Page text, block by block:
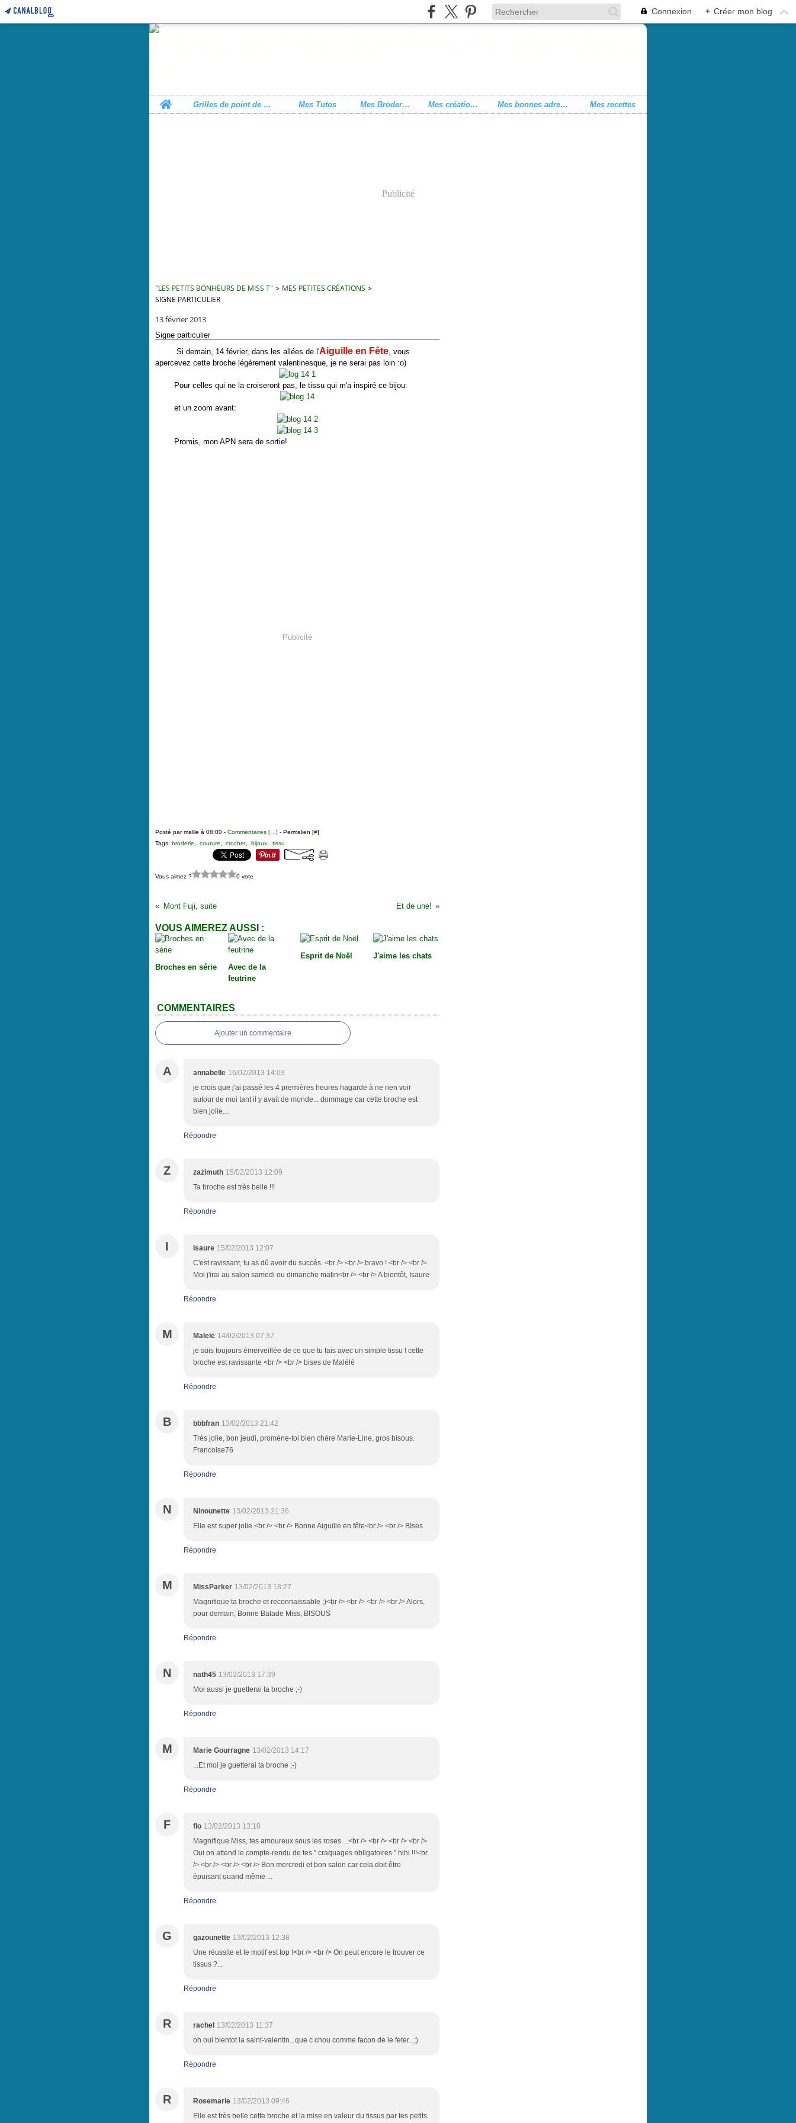
Connexion + Créer mon blog
Home
Grilles de point de croix Mes Tutos Mes Broderies Mes créations Mes bonnes adresses Mes recettes
Publicité
"LES PETITS BONHEURS DE MISS T" > MES PETITES CRÉATIONS >
SIGNE PARTICULIER
13 février 2013
Signe particulier
Si demain, 14 février, dans les allées de l'Aiguille en Fête, vous
apercevez cette broche légèrement valentinesque, je ne serai pas loin :o)
Pour celles qui ne la croiseront pas, le tissu qui m'a inspiré ce bijou:
et un zoom avant:
Promis, mon APN sera de sortie!
Publicité
Posté par malile à 08:00 - Commentaires [ ] - Permalien [#]
Tags: broderie couture crochet bijoux tissu
Vous aimez ? 0 vote
Mont Fuji, suite Et de une!
VOUS AIMEREZ AUSSI :
Broches en série
Avec de la
feutrine
Esprit de Noël J'aime les chats
COMMENTAIRES
Ajouter un commentaire
A annabelle 16/02/2013 14:03
je crois que j'ai passé les 4 premières heures hagarde à ne rien voir
autour de moi tant il y avait de monde... dommage car cette broche est
bien jolie....
Répondre
Z zazimuth 15/02/2013 12:09
Ta broche est très belle !!!
Répondre
I Isaure 15/02/2013 12:07
C'est ravissant, tu as dû avoir du succès. <br /> <br /> bravo ! <br /> <br />
Moi j'irai au salon samedi ou dimanche matin<br /> <br /> A bientôt, Isaure
Répondre
M Malele 14/02/2013 07:37
je suis toujours émerveillée de ce que tu fais avec un simple tissu ! cette
broche est ravissante <br /> <br /> bises de Malélé
Répondre
B bbbfran 13/02/2013 21:42
Très jolie, bon jeudi, promène-toi bien chère Marie-Line, gros bisous.
Francoise76
Répondre
N Ninounette 13/02/2013 21:36
Elle est super jolie.<br /> <br /> Bonne Aiguille en fête<br /> <br /> BIses
Répondre
M MissParker 13/02/2013 18:27
Magnifique ta broche et reconnaissable ;)<br /> <br /> <br /> <br /> Alors,
pour demain, Bonne Balade Miss, BISOUS
Répondre
N nath45 13/02/2013 17:39
Moi aussi je guetterai ta broche ;-)
Répondre
M Marie Gourragne 13/02/2013 14:17
...Et moi je guetterai ta broche ;-)
Répondre
F flo 13/02/2013 13:10
Magnifique Miss, tes amoureux sous les roses ...<br /> <br /> <br /> <br />
Oui on attend le compte-rendu de tes '' craquages obligatoires '' hihi !!!<br
/> <br /> <br /> <br /> Bon mercredi et bon salon car cela doit être
épuisant quand même ...
Répondre
G gazounette 13/02/2013 12:38
Une réussite et le motif est top !<br /> <br /> On peut encore le trouver ce
tissus ?...
Répondre
R rachel 13/02/2013 11:37
oh oui bientot la saint-valentin...que c chou comme facon de le feter...;)
Répondre
R Rosemarie 13/02/2013 09:46
Elle est très belle cette broche et la mise en valeur du tissus par tes petits